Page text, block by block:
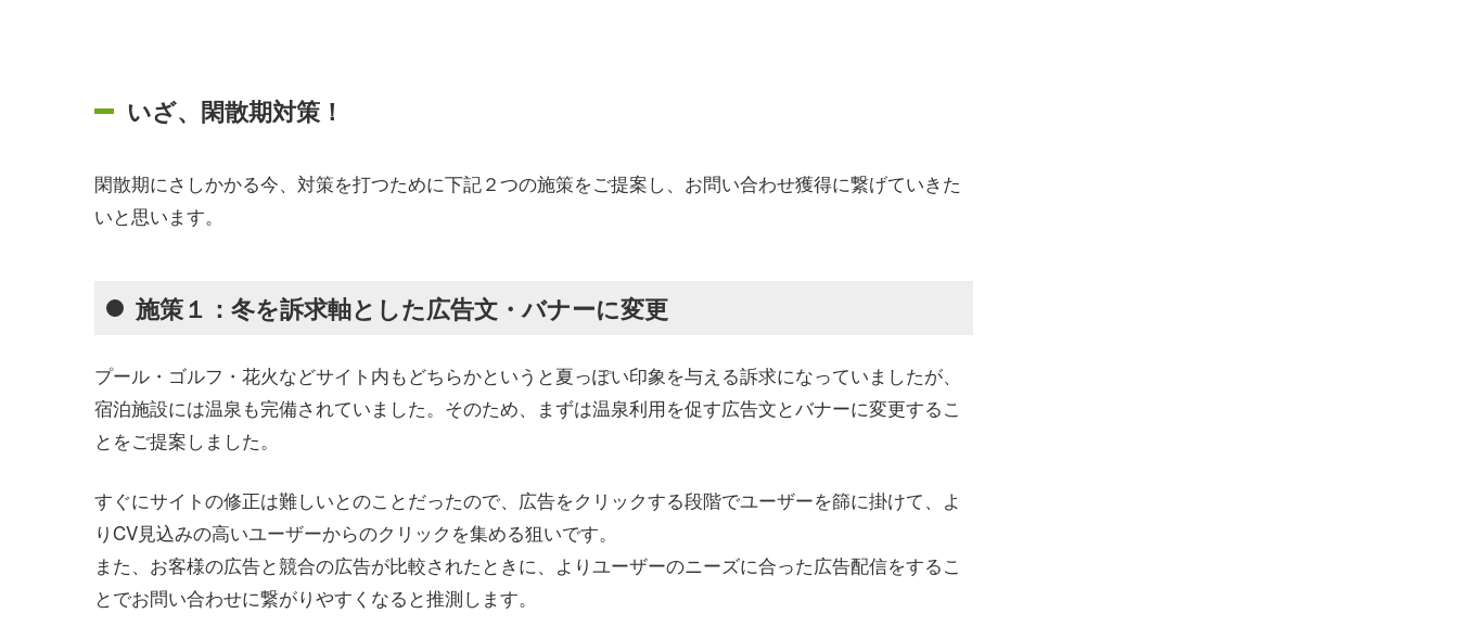
いざ、閑散期対策！
閑散期にさしかかる今、対策を打つために下記２つの施策をご提案し、お問い合わせ獲得に繋げていきた
いと思います。
施策１：冬を訴求軸とした広告文・バナーに変更
プール・ゴルフ・花火などサイト内もどちらかというと夏っぽい印象を与える訴求になっていましたが、
宿泊施設には温泉も完備されていました。そのため、まずは温泉利用を促す広告文とバナーに変更するこ
とをご提案しました。
すぐにサイトの修正は難しいとのことだったので、広告をクリックする段階でユーザーを篩に掛けて、よ
りCV見込みの高いユーザーからのクリックを集める狙いです。
また、お客様の広告と競合の広告が比較されたときに、よりユーザーのニーズに合った広告配信をするこ
とでお問い合わせに繋がりやすくなると推測します。